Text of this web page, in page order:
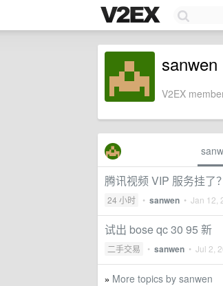
sanwen
V2EX
腾讯视频 VIP 服务挂了？
24 小时 • sanwen • Jan 12,
试出 bose qc 30 95 新
二手交易 • sanwen • Jul 2,
» More topics by sanwen